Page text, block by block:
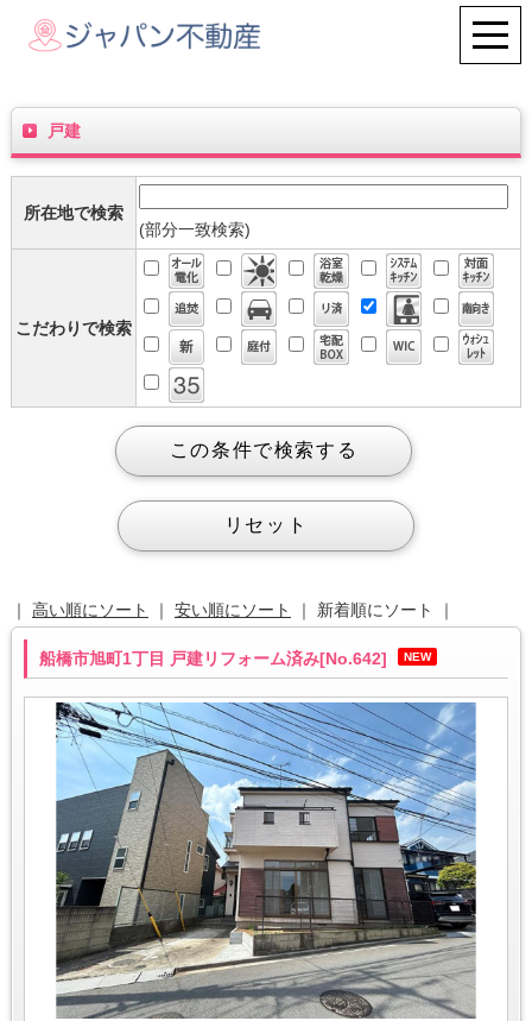
戸建
所在地で検索
(部分一致検索)
こだわりで検索
｜ 高い順にソート ｜ 安い順にソート ｜ 新着順にソート ｜
船橋市旭町1丁目 戸建リフォーム済み[No.642] NEW